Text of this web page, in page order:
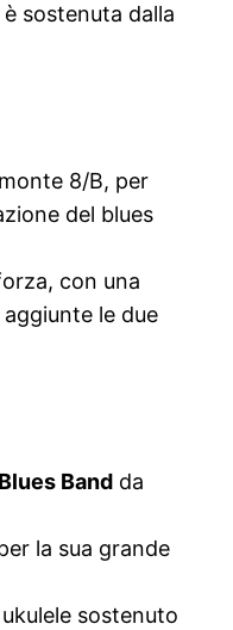
è sostenuta dalla
8/B, per
del blues
con una
le due
Band da
la sua grande
sostenuto